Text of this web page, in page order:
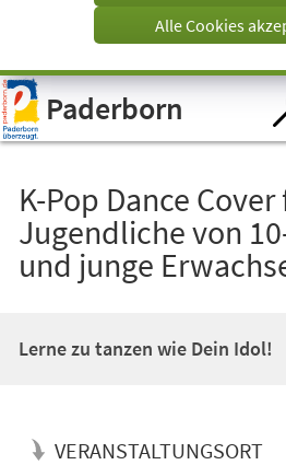
Visuelle
Assistenzsoftware
öffnen.
Alle Cookies
Paderborn
K-Pop Dance
Jugendliche von
und junge
Lerne zu tanzen wie Dein Idol!
VERANSTALTUNGSORT